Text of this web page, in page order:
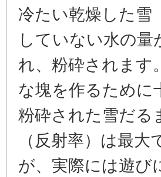
冷たい乾燥した雪
していない水の
れ、粉砕されます
な塊を作るために
粉砕された雪だる
（反射率）は最
が、実際には遊